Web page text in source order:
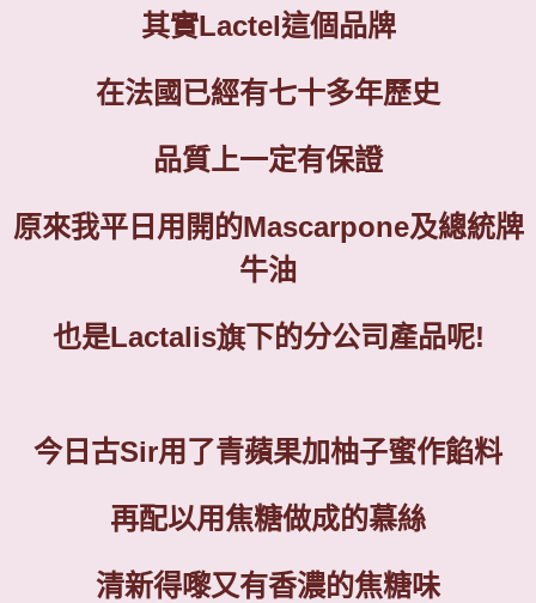
其實Lactel這個品牌
在法國已經有七十多年歷史
品質上一定有保證
原來我平日用開的Mascarpone及總統牌
牛油
也是Lactalis旗下的分公司產品呢!
今日古Sir用了青蘋果加柚子蜜作餡料
再配以用焦糖做成的慕絲
清新得嚟又有香濃的焦糖味